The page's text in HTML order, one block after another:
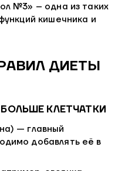
№3» – одна из таких
кишечника и
ДИЕТЫ
КЛЕТЧАТКИ
— главный
добавлять её в